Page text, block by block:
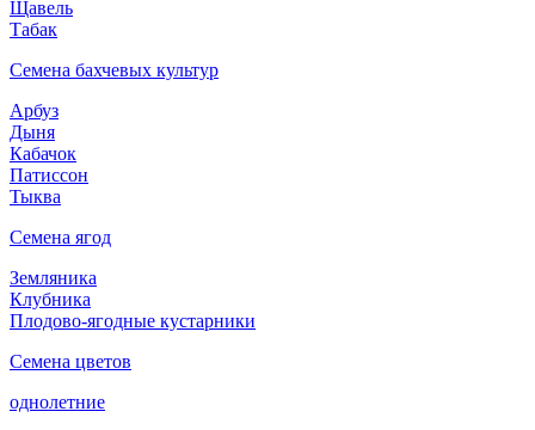
Щавель
Табак
Семена бахчевых культур
Арбуз
Дыня
Кабачок
Патиссон
Тыква
Семена ягод
Земляника
Клубника
Плодово-ягодные кустарники
Семена цветов
однолетние